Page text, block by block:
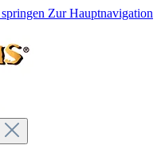
Zur Hauptnavigation